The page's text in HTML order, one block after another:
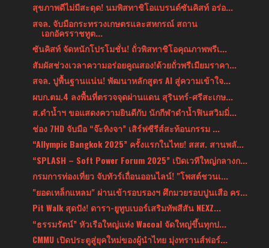
สุขภาพดีไม่มีสะดุด! นมพิสทาชิโอแบรนด์ซันคิสท์ อร่อ...
สจล. จับมือกระทรวงเกษตรและสหกรณ์ สถาน
เอกอัครราชทูต...
ซันคิสท์ จัดหนักโปรโมชั่น! ถั่วพิสทาชิโอคุณภาพพรีเ...
สัมผัสช่วงเวลาความอร่อยคูณสอง!ด้วยถั่วพรีเมียมราคา...
สจล. ปูพื้นฐานแน่น! พัฒนาหลักสูตร AI สู่ความเข้าใจ...
ผบก.ตม.4 ลงพื้นที่ตรวจจุดผ่านแดน สุรินทร์-ศรีสะเกษ...
ส.ดำน้ำฯ ขอแสดงความยินดีกับ นักกีฬาดำน้ำฟินสวิมมิ่...
ช่อง 7HD จับมือ “จ๊ะทิงจา” เสิร์ฟซีรีส์สะท้อนกรรม ...
“Allympic Bangkok 2025” ครั้งแรกในไทย! สสส. สานพลั...
“SPLASH – Soft Power Forum 2025” เปิดเวทีใหญ่กลางก...
กรมการท่องเที่ยว จับทัวร์เถื่อนออนไลน์! "โพสต์ชวนเ...
"ยอดเหล็กแหลม" ผ่านเข้ารอบรองฯ ศึกมวยรอบปูนเสือ คร...
Pit Walk สุดปัง! ดารา-ยูทูบเบอร์เสริมทัพสีสัน NEXZ...
“ธรรมรัตน์” หัวเรือใหญ่แห่ง Wacoal จัดใหญ่ขึ้นทุกป...
CMMU เปิดประตูสู่ยุคใหม่ของผู้นำไทย มุ่งทรานส์ฟอร์...